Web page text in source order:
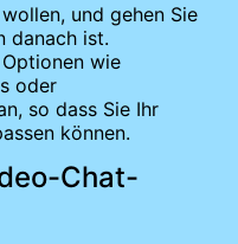
und gehen Sie
danach ist.
wie
oder
so dass Sie Ihr
können.
Chat-